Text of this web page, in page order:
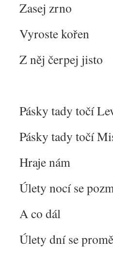
Zasej zrno
Vyroste kořen
Z něj čerpej jisto
Pásky tady točí
Pásky tady točí
Hraje nám
Úlety nocí se
A co dál
Úlety dní se